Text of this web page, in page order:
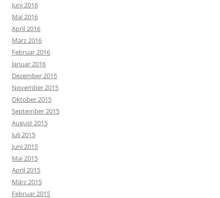
Juni 2016
Mai 2016
April 2016
März 2016
Februar 2016
Januar 2016
Dezember 2015
November 2015
Oktober 2015
September 2015
August 2015
Juli 2015
Juni 2015
Mai 2015
April 2015
März 2015
Februar 2015